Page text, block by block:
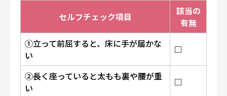
セルフチェック項目
該当の
有無
①立って前屈すると、床に手が届かな
い
□
②長く座っていると太もも裏や腰が重
い
□